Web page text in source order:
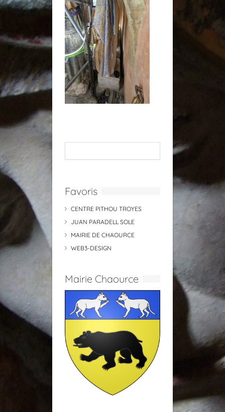
Favoris
CENTRE PITHOU TROYES
JUAN PARADELL SOLE
MAIRIE DE CHAOURCE
WEB3-DESIGN
Mairie Chaource